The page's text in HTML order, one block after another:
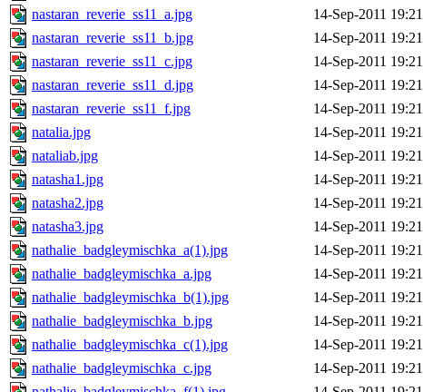
nastaran_reverie_ss11_a.jpg
14-Sep-2011 19:21
nastaran_reverie_ss11_b.jpg
14-Sep-2011 19:21
nastaran_reverie_ss11_c.jpg
14-Sep-2011 19:21
nastaran_reverie_ss11_d.jpg
14-Sep-2011 19:21
nastaran_reverie_ss11_f.jpg
14-Sep-2011 19:21
natalia.jpg
14-Sep-2011 19:21
nataliab.jpg
14-Sep-2011 19:21
natasha1.jpg
14-Sep-2011 19:21
natasha2.jpg
14-Sep-2011 19:21
natasha3.jpg
14-Sep-2011 19:21
nathalie_badgleymischka_a(1).jpg
14-Sep-2011 19:21
nathalie_badgleymischka_a.jpg
14-Sep-2011 19:21
nathalie_badgleymischka_b(1).jpg
14-Sep-2011 19:21
nathalie_badgleymischka_b.jpg
14-Sep-2011 19:21
nathalie_badgleymischka_c(1).jpg
14-Sep-2011 19:21
nathalie_badgleymischka_c.jpg
14-Sep-2011 19:21